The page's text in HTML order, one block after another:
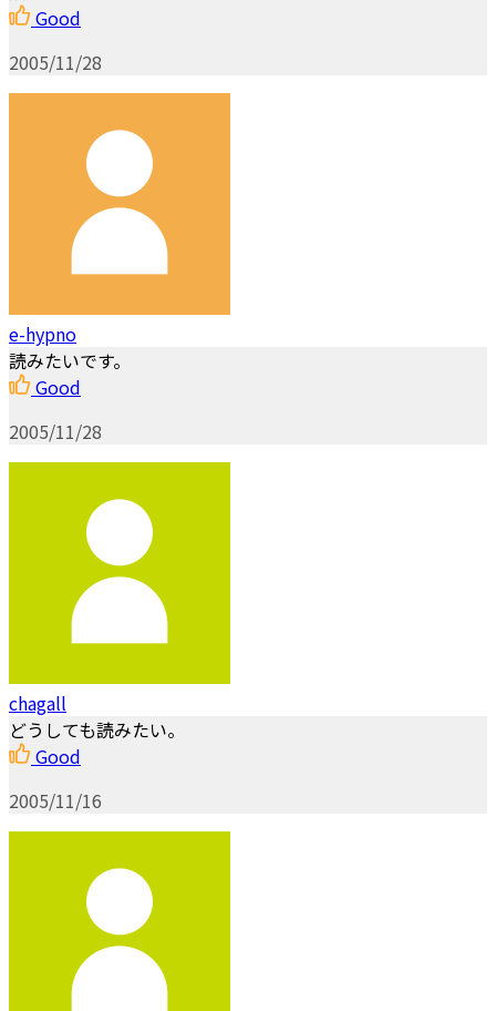
Good
2005/11/28
e-hypno
読みたいです。
Good
2005/11/28
chagall
どうしても読みたい。
Good
2005/11/16